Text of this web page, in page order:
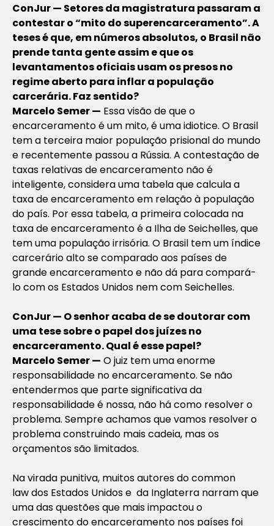
ConJur — Setores da magistratura passaram a
contestar o “mito do superencarceramento”. A
teses é que, em números absolutos, o Brasil não
prende tanta gente assim e que os
levantamentos oficiais usam os presos no
regime aberto para inflar a população
carcerária. Faz sentido?
Marcelo Semer — Essa visão de que o
encarceramento é um mito, é uma idiotice. O Brasil
tem a terceira maior população prisional do mundo
e recentemente passou a Rússia. A contestação de
taxas relativas de encarceramento não é
inteligente, considera uma tabela que calcula a
taxa de encarceramento em relação à população
do país. Por essa tabela, a primeira colocada na
taxa de encarceramento é a Ilha de Seichelles, que
tem uma população irrisória. O Brasil tem um índice
carcerário alto se comparado aos países de
grande encarceramento e não dá para compará-
lo com os Estados Unidos nem com Seichelles.
ConJur — O senhor acaba de se doutorar com
uma tese sobre o papel dos juízes no
encarceramento. Qual é esse papel?
Marcelo Semer — O juiz tem uma enorme
responsabilidade no encarceramento. Se não
entendermos que parte significativa da
responsabilidade é nossa, não há como resolver o
problema. Sempre achamos que vamos resolver o
problema construindo mais cadeia, mas os
orçamentos são limitados.
Na virada punitiva, muitos autores docommon
lawdos Estados Unidos e da Inglaterra narram que
uma das questões que mais impactou o
crescimento do encarceramento nos países foi